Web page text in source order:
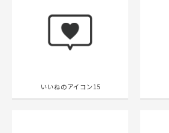
いいねのアイコン15